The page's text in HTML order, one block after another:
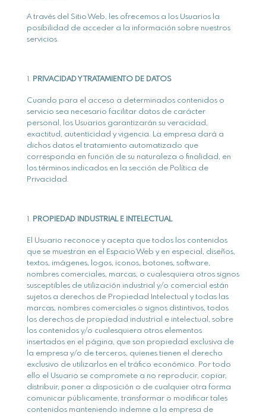
A través del Sitio Web, les ofrecemos a los Usuarios la
posibilidad de acceder a la información sobre nuestros
servicios.
PRIVACIDAD Y TRATAMIENTO DE DATOS
Cuando para el acceso a determinados contenidos o
servicio sea necesario facilitar datos de carácter
personal, los Usuarios garantizarán su veracidad,
exactitud, autenticidad y vigencia. La empresa dará a
dichos datos el tratamiento automatizado que
corresponda en función de su naturaleza o finalidad, en
los términos indicados en la sección de Política de
Privacidad.
PROPIEDAD INDUSTRIAL E INTELECTUAL
El Usuario reconoce y acepta que todos los contenidos
que se muestran en el Espacio Web y en especial, diseños,
textos, imágenes, logos, iconos, botones, software,
nombres comerciales, marcas, o cualesquiera otros signos
susceptibles de utilización industrial y/o comercial están
sujetos a derechos de Propiedad Intelectual y todas las
marcas, nombres comerciales o signos distintivos, todos
los derechos de propiedad industrial e intelectual, sobre
los contenidos y/o cualesquiera otros elementos
insertados en el página, que son propiedad exclusiva de
la empresa y/o de terceros, quienes tienen el derecho
exclusivo de utilizarlos en el tráfico económico. Por todo
ello el Usuario se compromete a no reproducir, copiar,
distribuir, poner a disposición o de cualquier otra forma
comunicar públicamente, transformar o modificar tales
contenidos manteniendo indemne a la empresa de